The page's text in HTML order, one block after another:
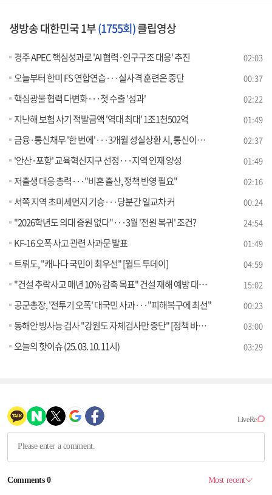
생방송 대한민국 1부(1755회)클립영상
경주 APEC 핵심성과로 'AI 협력·인구구조 대응' 추진 02:03
오늘부터 한미 FS 연합연습···실사격 훈련은 중단 00:37
핵심광물 협력 다변화···첫 수출 '성과' 02:22
지난해 보험 사기 적발금액 '역대 최대' 1조1천502억 01:49
금융·통신채무 '한 번에'···3개월 성실상환 시, 통신이용 재개 02:37
'안산·포항' 교육혁신지구 선정···지역 인재 양성 01:49
저출생 대응 총력···"비혼 출산, 정책 반영 필요" 02:16
서쪽 지역 초미세먼지 기승···당분간 일교차 커 00:24
"2026학년도 의대 증원 없다"···3월 '전원 복귀' 조건? 24:54
KF-16 오폭 사고 관련 사과문 발표 01:49
트뤼도, "캐나다 국민이 최우선" [월드 투데이] 04:59
"건설 추락사고 매년 10% 감축 목표" 건설 재해 예방 대책은? 15:02
공군총장, '전투기 오폭' 대국민 사과···"피해복구에 최선" 00:23
동해안 방사능 검사 "강원도 자체검사만 중단" [정책 바로보기] 03:00
오늘의 핫이슈 (25. 03. 10. 11시) 03:29